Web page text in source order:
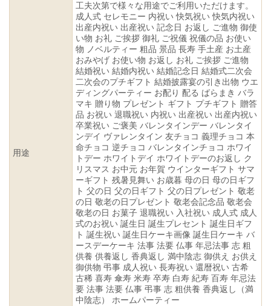
用途
工夫次第で様々な用途でご利用いただけます。
成人式 セレモニー 内祝い 快気祝い 快気内祝い
出産内祝い 出産祝い 記念日 お返し ご進物 御使
い物 お礼 ご挨拶 御礼 ご祝儀 祝儀の品 お使い
物 ノベルティー 粗品 景品 長寿 手土産 お土産
おみやげ お使い物 お返し お礼 ご挨拶 ご進物
結婚祝い 結婚内祝い 結婚記念日 結婚式二次会
二次会のプチギフト 結婚披露宴の引き出物 ウエ
ディングパーティー お配り 配る ばらまき バラ
マキ 贈り物 プレゼント ギフト プチギフト 贈答
品 お祝い 退職祝い 内祝い 出産祝い 出産内祝い
卒業祝い ご褒美 バレンタインデー バレンタイ
ンデイ ヴァレンタイン 友チョコ 義理チョコ 本
命チョコ 逆チョコ バレンタインチョコ ホワイ
トデー ホワイトデイ ホワイトデーのお返し ク
リスマス お中元 お年賀 ウインターギフト サマ
ーギフト 残暑見舞い お歳暮 母の日 母の日ギフ
ト 父の日 父の日ギフト 父の日プレゼント 敬老
の日 敬老の日プレゼント 敬老会記念品 敬老会
敬老の日 お菓子 退職祝い 入社祝い 成人式 成人
式のお祝い 誕生日 誕生プレセント 誕生日ギフ
ト 誕生祝い 誕生日ケーキ画像 誕生日ケーキ バ
ースデーケーキ 法事 法要 仏事 年忌法事 志 粗
供養 供養返し 香典返し 満中陰志 御供え お供え
御供物 弔事 成人祝い 長寿祝い 還暦祝い 古希
古稀 喜寿 傘寿 米寿 卒寿 白寿 紀寿 百寿 年忌法
要 法事 法要 仏事 弔事 志 粗供養 香典返し（満
中陰志） ホームパーティー